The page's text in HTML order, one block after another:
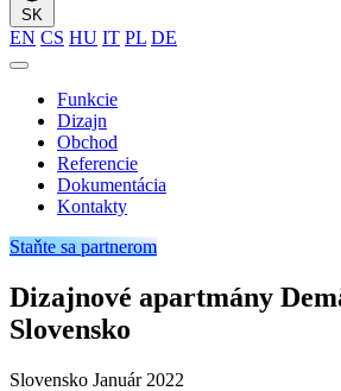
SK
EN CS HU IT PL DE
Funkcie
Dizajn
Obchod
Referencie
Dokumentácia
Kontakty
Staňte sa partnerom
Dizajnové apartmány
Slovensko
Slovensko Január 2022